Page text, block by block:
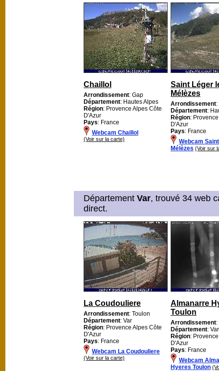
Chaillol
Arrondissement: Gap
Département: Hautes Alpes
Région: Provence Alpes Côte
D'Azur
Pays: France
Webcam Chaillol
(Voir sur la carte)
Saint Léger
Mélèzes
Arrondissement
Département:
Région:
D'Azur
Pays: France
Webcam
Mélèzes (Voir sur
Département Var, trouvé 34 web
direct.
La Coudouliere
Arrondissement: Toulon
Département: Var
Région: Provence Alpes Côte
D'Azur
Pays: France
Webcam La Coudouliere
(Voir sur la carte)
Almanarre
Toulon
Arrondissement
Département: Var
Région:
D'Azur
Pays: France
Webcam
Hyeres Toulon